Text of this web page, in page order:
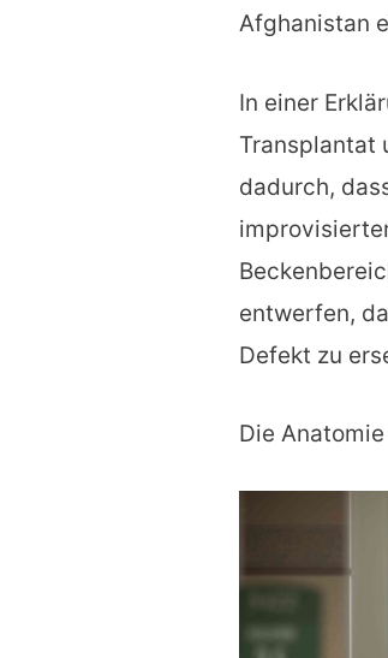
Afghanistan
In einer
Transplantat
dadurch,
entwerfen,
Defekt zu
Die